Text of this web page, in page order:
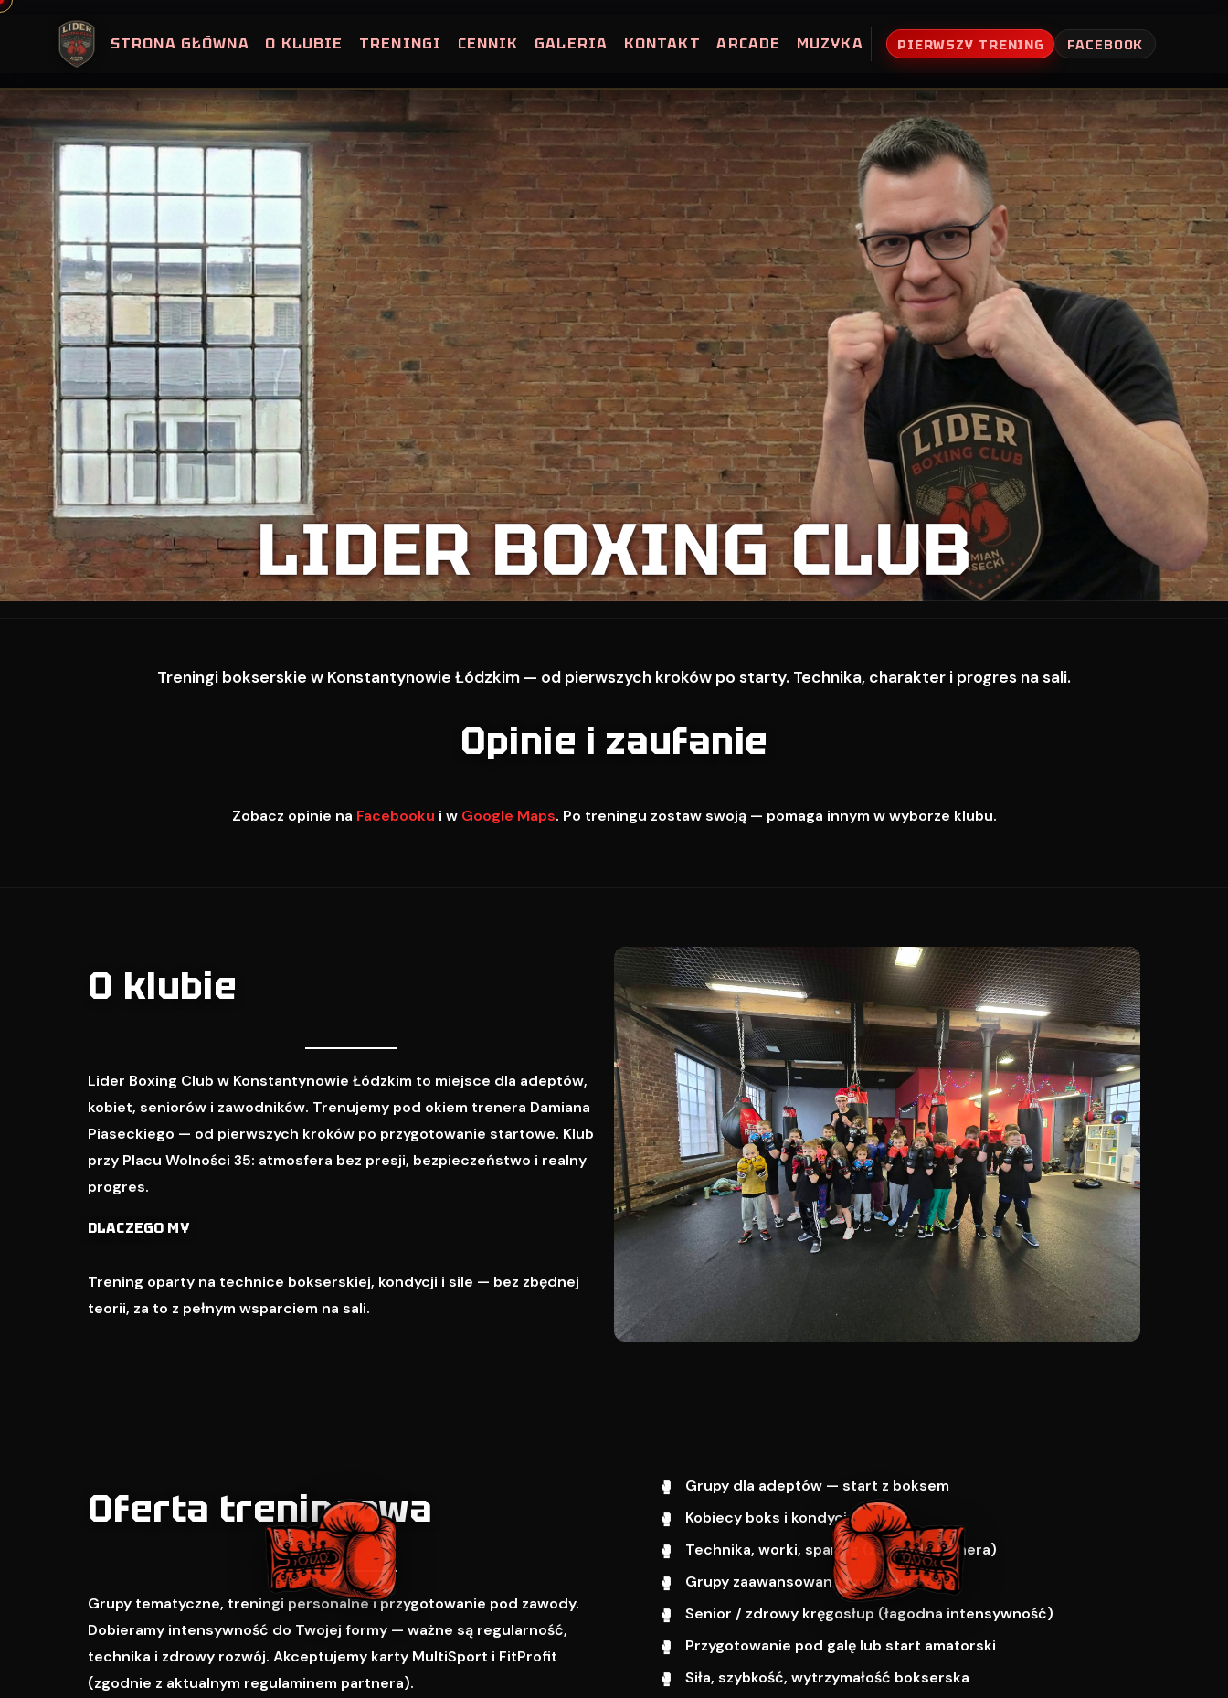
Skip
STRONA GŁÓWNA O KLUBIE TRENINGI CENNIK GALERIA KONTAKT ARCADE MUZYKA PIERWSZY TRENING FACEBOOK
LIDER BOXING CLUB
Treningi bokserskie w Konstantynowie Łódzkim — od pierwszych kroków po starty. Technika, charakter i progres na sali.
Opinie i zaufanie
Zobacz opinie na Facebooku i w Google Maps. Po treningu zostaw swoją — pomaga innym w wyborze klubu.
O klubie
Lider Boxing Club w Konstantynowie Łódzkim to miejsce dla adeptów,
kobiet, seniorów i zawodników. Trenujemy pod okiem trenera Damiana
Piaseckiego — od pierwszych kroków po przygotowanie startowe. Klub
przy Placu Wolności 35: atmosfera bez presji, bezpieczeństwo i realny
progres.
DLACZEGO MY
Trening oparty na technice bokserskiej, kondycji i sile — bez zbędnej
teorii, za to z pełnym wsparciem na sali.
Oferta treningowa
Grupy tematyczne, treningi personalne i przygotowanie pod zawody.
Dobieramy intensywność do Twojej formy — ważne są regularność,
technika i zdrowy rozwój. Akceptujemy karty MultiSport i FitProfit
(zgodnie z aktualnym regulaminem partnera).
Grupy dla adeptów — start z boksem
Kobiecy boks i kondycja
Technika, worki, sparing (za zgodą trenera)
Grupy zaawansowane i zawodnicy
Senior / zdrowy kręgosłup (łagodna intensywność)
Przygotowanie pod galę lub start amatorski
Siła, szybkość, wytrzymałość bokserska